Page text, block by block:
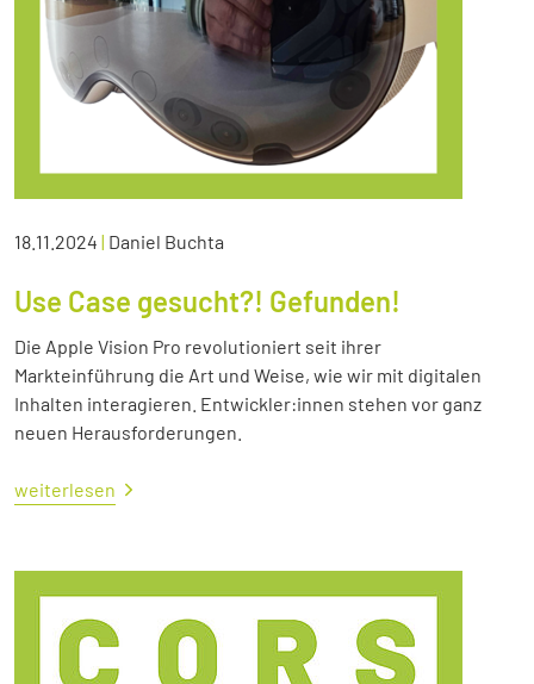
18.11.2024 | Daniel Buchta
Use Case gesucht?! Gefunden!
Die Apple Vision Pro revolutioniert seit ihrer
Markteinführung die Art und Weise, wie wir mit digitalen
Inhalten interagieren. Entwickler:innen stehen vor ganz
neuen Herausforderungen.
weiterlesen